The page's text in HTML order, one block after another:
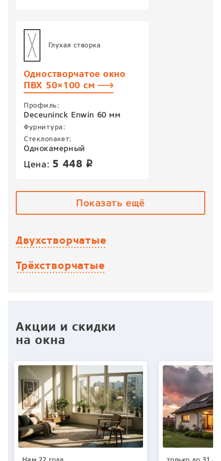
Глухая створка
Одностворчатое окно
ПВХ 50×100 см
Профиль:
Deceuninck Enwin 60 мм
Фурнитура:
Стеклопакет:
Однокамерный
Цена: 5 448 p
Показать ещё
Двухстворчатые
Трёхстворчатые
Акции и скидки
на окна